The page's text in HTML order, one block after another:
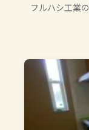
フルハシ工業